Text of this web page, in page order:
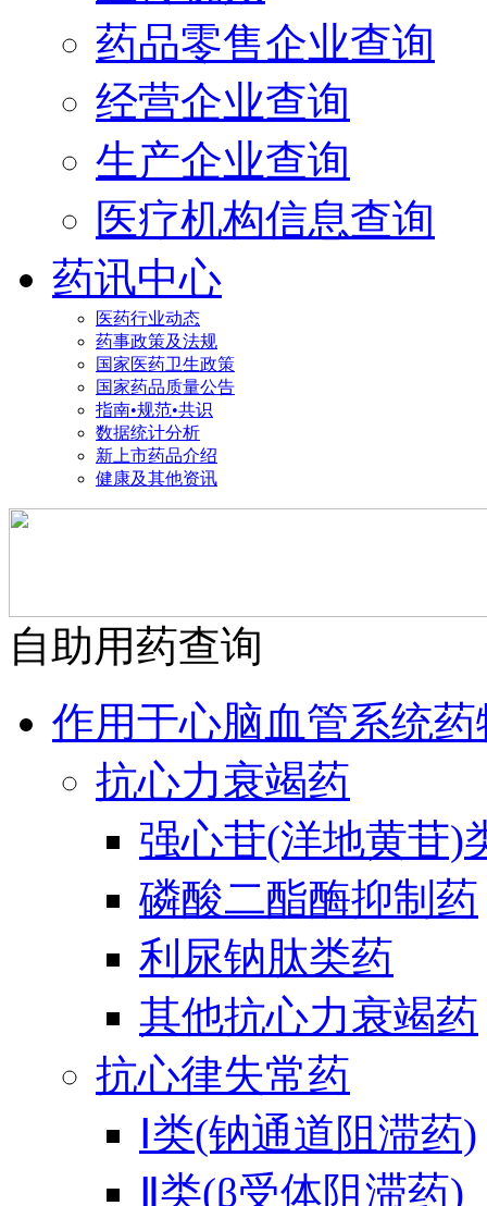
药品零售企业查询
经营企业查询
生产企业查询
医疗机构信息查询
药讯中心
医药行业动态
药事政策及法规
国家医药卫生政策
国家药品质量公告
指南•规范•共识
数据统计分析
新上市药品介绍
健康及其他资讯
自助用药查询
作用于心脑血管系统药
抗心力衰竭药
强心苷(洋地黄苷)
磷酸二酯酶抑制药
利尿钠肽类药
其他抗心力衰竭药
抗心律失常药
Ⅰ类(钠通道阻滞药)
Ⅱ类(β受体阻滞药)